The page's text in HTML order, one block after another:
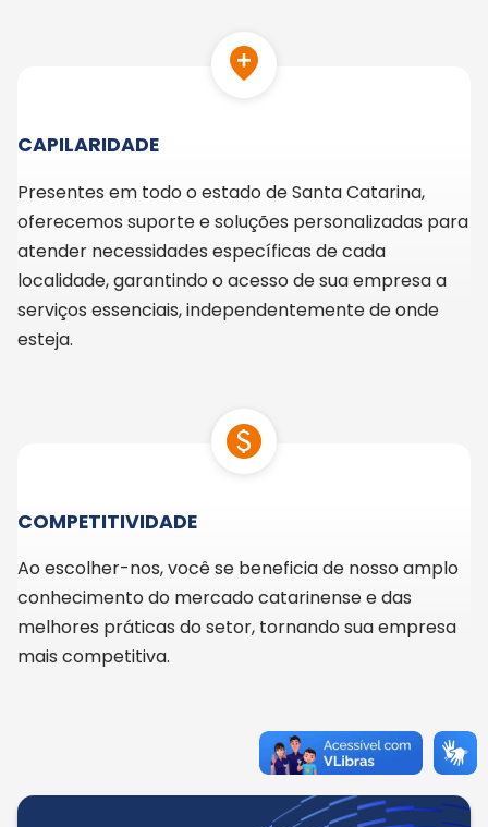
add_location
CAPILARIDADE
Presentes em todo o estado de Santa Catarina,
oferecemos suporte e soluções personalizadas para
atender necessidades específicas de cada
localidade, garantindo o acesso de sua empresa a
serviços essenciais, independentemente de onde
esteja.
paid
COMPETITIVIDADE
Ao escolher-nos, você se beneficia de nosso amplo
conhecimento do mercado catarinense e das
melhores práticas do setor, tornando sua empresa
mais competitiva.